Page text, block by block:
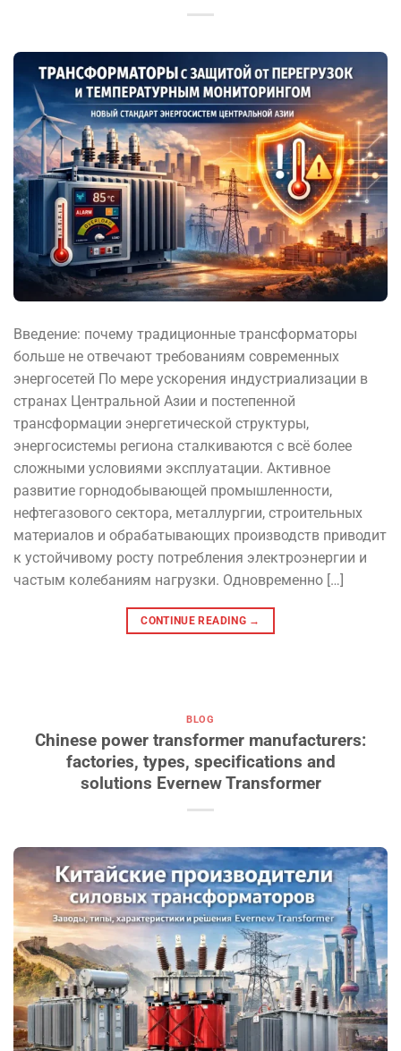
Введение: почему традиционные трансформаторы
больше не отвечают требованиям современных
энергосетей По мере ускорения индустриализации в
странах Центральной Азии и постепенной
трансформации энергетической структуры,
энергосистемы региона сталкиваются с всё более
сложными условиями эксплуатации. Активное
развитие горнодобывающей промышленности,
нефтегазового сектора, металлургии, строительных
материалов и обрабатывающих производств приводит
к устойчивому росту потребления электроэнергии и
частым колебаниям нагрузки. Одновременно […]
CONTINUE READING →
BLOG
Chinese power transformer manufacturers:
factories, types, specifications and
solutions Evernew Transformer